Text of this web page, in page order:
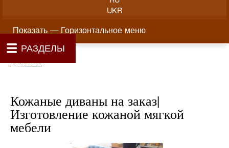
UKR
Горизонтальное меню
Показать — Горизонтальное меню
Главная
Кожаные диваны на заказ|
Изготовление кожаной мягкой
мебели
РАЗДЕЛЫ